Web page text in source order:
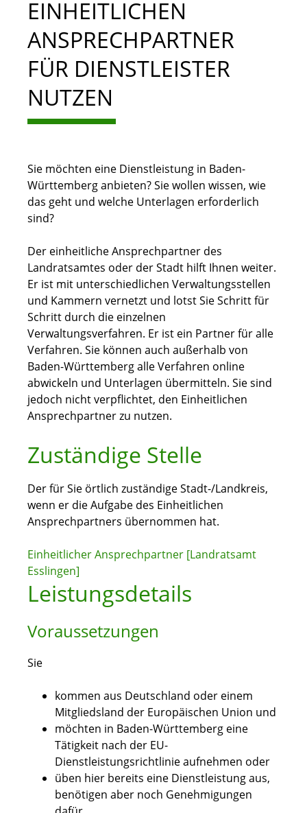
EINHEITLICHEN
ANSPRECHPARTNER
FÜR DIENSTLEISTER
NUTZEN
Sie möchten eine Dienstleistung in Baden-
Württemberg anbieten? Sie wollen wissen, wie
das geht und welche Unterlagen erforderlich
sind?
Der einheitliche Ansprechpartner des
Landratsamtes oder der Stadt hilft Ihnen weiter.
Er ist mit unterschiedlichen Verwaltungsstellen
und Kammern vernetzt und lotst Sie Schritt für
Schritt durch die einzelnen
Verwaltungsverfahren. Er ist ein Partner für alle
Verfahren. Sie können auch außerhalb von
Baden-Württemberg alle Verfahren online
abwickeln und Unterlagen übermitteln. Sie sind
jedoch nicht verpflichtet, den Einheitlichen
Ansprechpartner zu nutzen.
Zuständige Stelle
Der für Sie örtlich zuständige Stadt-/Landkreis,
wenn er die Aufgabe des Einheitlichen
Ansprechpartners übernommen hat.
Einheitlicher Ansprechpartner [Landratsamt
Esslingen]
Leistungsdetails
Voraussetzungen
Sie
kommen aus Deutschland oder einem
Mitgliedsland der Europäischen Union und
möchten in Baden-Württemberg eine
Tätigkeit nach der EU-
Dienstleistungsrichtlinie aufnehmen oder
üben hier bereits eine Dienstleistung aus,
benötigen aber noch Genehmigungen